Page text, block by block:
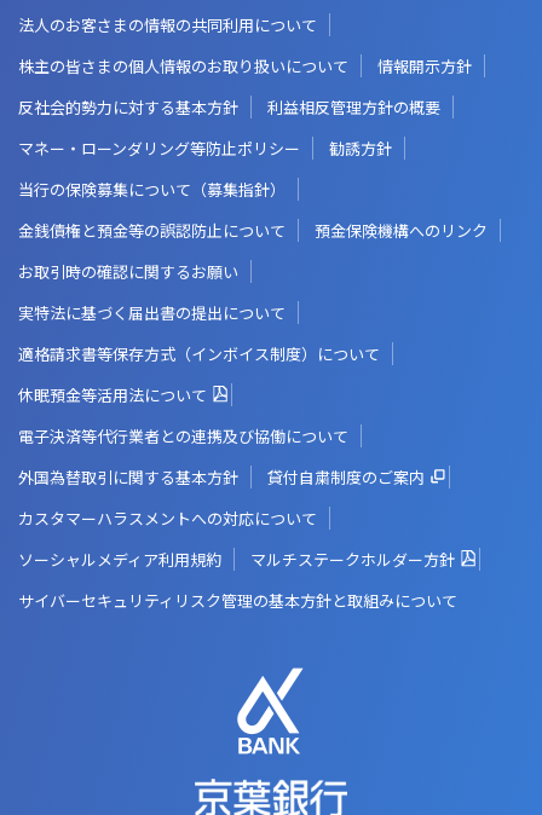
法人のお客さまの情報の共同利用について
株主の皆さまの個人情報のお取り扱いについて
情報開示方針
反社会的勢力に対する基本方針
利益相反管理方針の概要
マネー・ローンダリング等防止ポリシー
勧誘方針
当行の保険募集について（募集指針）
金銭債権と預金等の誤認防止について
預金保険機構へのリンク
お取引時の確認に関するお願い
実特法に基づく届出書の提出について
適格請求書等保存方式（インボイス制度）について
休眠預金等活用法について
電子決済等代行業者との連携及び協働について
外国為替取引に関する基本方針
貸付自粛制度のご案内
カスタマーハラスメントへの対応について
ソーシャルメディア利用規約
マルチステークホルダー方針
サイバーセキュリティリスク管理の基本方針と取組みについて